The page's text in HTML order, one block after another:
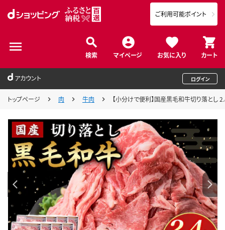
検索 マイページ お気に入り カート
ご利用可能ポイント
アカウント ログイン
トップページ 肉 牛肉 【小分けで便利】国産黒毛和牛切り落とし